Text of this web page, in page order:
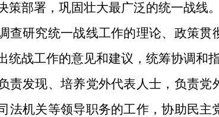
策部署，巩固壮大最广泛的统一战线。
调查研究统一战线工作的理论、政策
统战工作的意见和建议，统筹协调和
负责发现、培养党外代表人士，负责
法机关等领导职务的工作，协助民